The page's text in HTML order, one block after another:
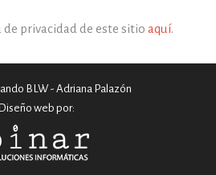
privacidad de este sitio aquí.
BLW - Adriana Palazón
Diseño web por: